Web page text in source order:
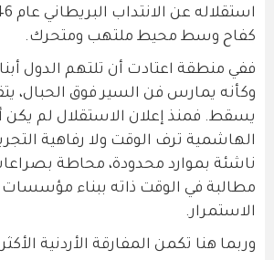
كفاح وسط محيط ملتهب ومتحرك.
ففي منطقة اعتادت أن تلتهم الدول
وكأنه يمارس فن السير فوق الحبال،
يسقط. فمنذ إعلان الاستقلال لم يكن
الهاشمية ترف الوقت ولا رفاهية
ناشئة بموارد محدودة، محاطة
مطالبة في الوقت ذاته ببناء مؤسسات
الاستمرار.
وربما هنا تكمن المفارقة الأردنية